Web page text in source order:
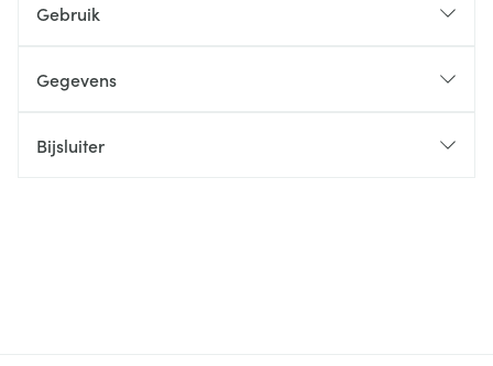
Gebruik
Gegevens
Bijsluiter